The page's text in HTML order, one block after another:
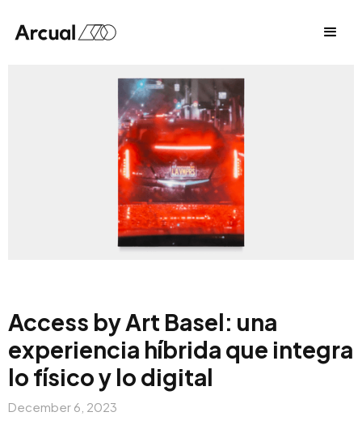
Access by Art Basel: una
experiencia híbrida que integra
lo físico y lo digital
December 6, 2023